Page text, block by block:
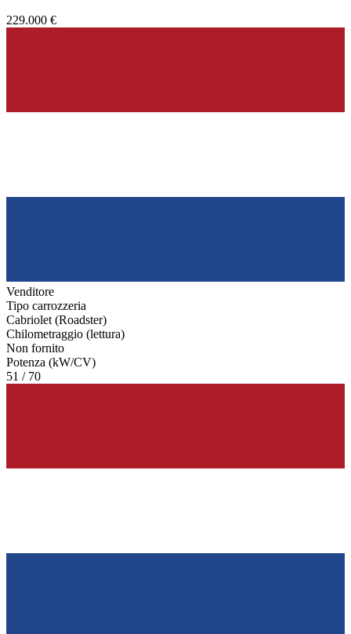
229.000 €
Venditore
Tipo carrozzeria
Cabriolet (Roadster)
Chilometraggio (lettura)
Non fornito
Potenza (kW/CV)
51 / 70